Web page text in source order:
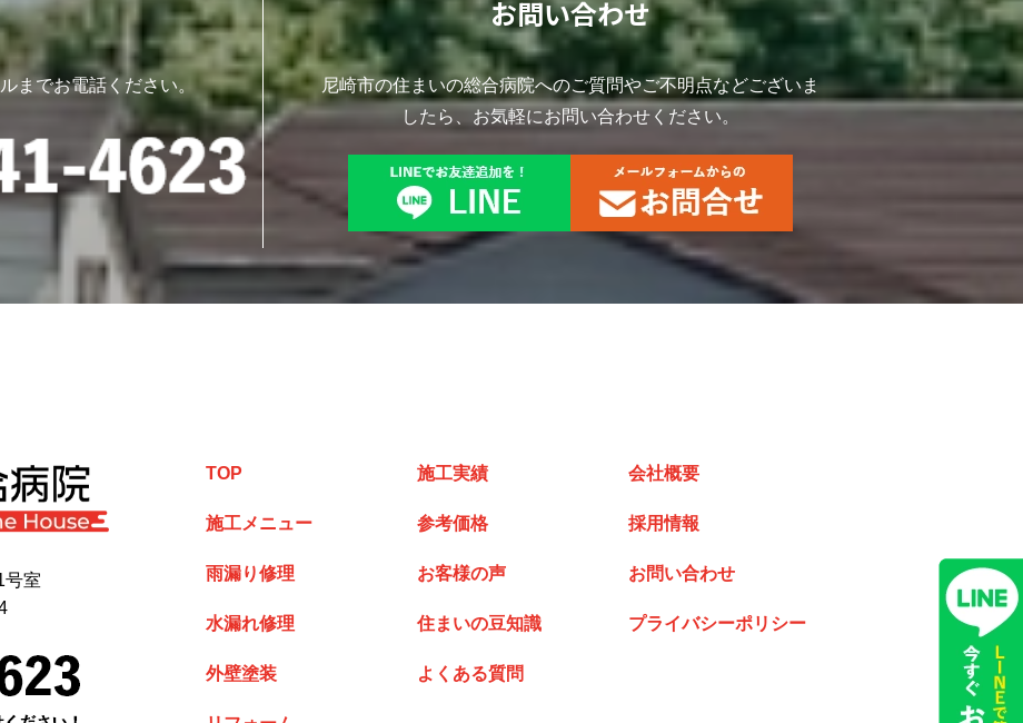
までお電話ください。
お問い合わせ
尼崎市の住まいの総合病院へのご質問やご不明点などございま
したら、お気軽にお問い合わせください。
室
TOP
施工メニュー
雨漏り修理
水漏れ修理
外壁塗装
施工実績
参考価格
お客様の声
住まいの豆知識
よくある質問
会社概要
採用情報
お問い合わせ
プライバシーポリシー